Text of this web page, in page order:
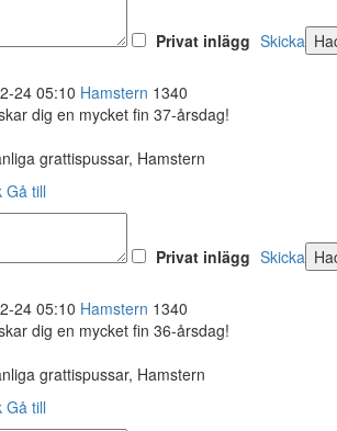
Privat inlägg Skicka
24 05:10 Hamstern 1340
dig en mycket fin 37-årsdag!
grattispussar, Hamstern
Gå till
Privat inlägg Skicka
24 05:10 Hamstern 1340
dig en mycket fin 36-årsdag!
grattispussar, Hamstern
Gå till